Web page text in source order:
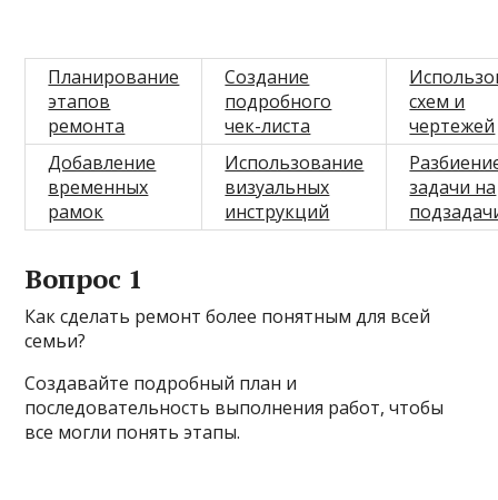
Планирование
этапов
ремонта
Создание
подробного
чек-листа
схем и
чертежей
Добавление
временных
рамок
Использование
визуальных
инструкций
задачи на
Вопрос 1
Как сделать ремонт более понятным для всей
семьи?
Создавайте подробный план и
последовательность выполнения работ, чтобы
все могли понять этапы.